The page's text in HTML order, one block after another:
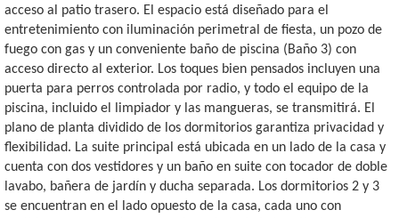
acceso al patio trasero. El espacio está diseñado para el
entretenimiento con iluminación perimetral de fiesta, un pozo de
fuego con gas y un conveniente baño de piscina (Baño 3) con
acceso directo al exterior. Los toques bien pensados incluyen una
puerta para perros controlada por radio, y todo el equipo de la
piscina, incluido el limpiador y las mangueras, se transmitirá. El
plano de planta dividido de los dormitorios garantiza privacidad y
flexibilidad. La suite principal está ubicada en un lado de la casa y
cuenta con dos vestidores y un baño en suite con tocador de doble
lavabo, bañera de jardín y ducha separada. Los dormitorios 2 y 3
se encuentran en el lado opuesto de la casa, cada uno con